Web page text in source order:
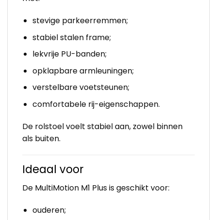
stevige parkeerremmen;
stabiel stalen frame;
lekvrije PU-banden;
opklapbare armleuningen;
verstelbare voetsteunen;
comfortabele rij-eigenschappen.
De rolstoel voelt stabiel aan, zowel binnen
als buiten.
Ideaal voor
De MultiMotion M1 Plus is geschikt voor:
ouderen;